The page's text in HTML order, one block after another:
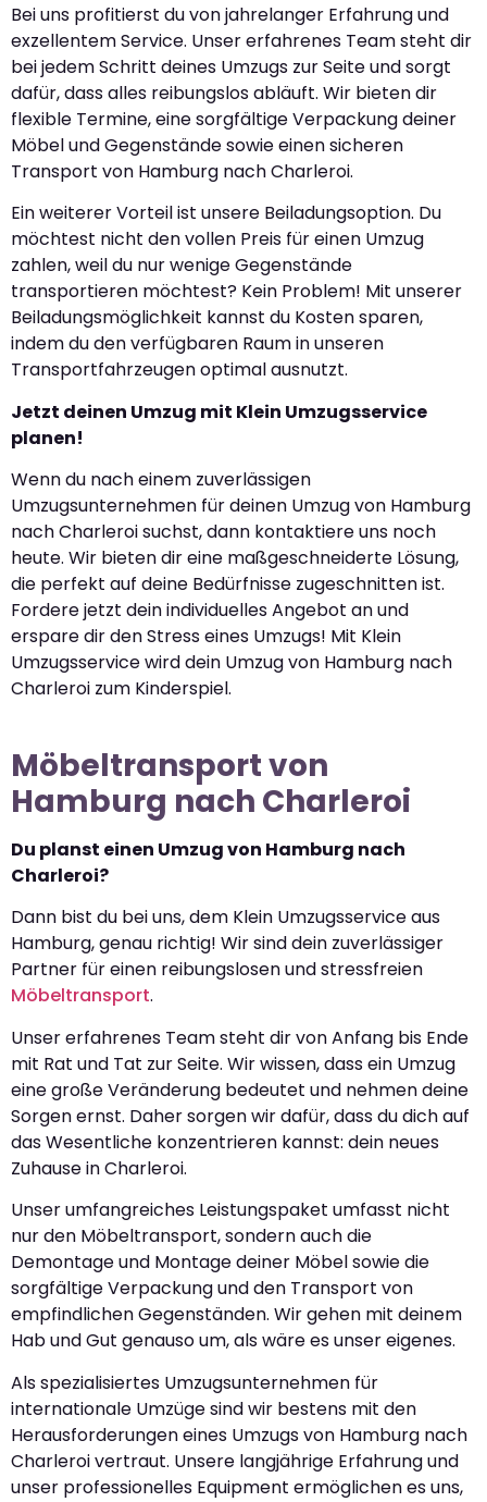
Bei uns profitierst du von jahrelanger Erfahrung und
exzellentem Service. Unser erfahrenes Team steht dir
bei jedem Schritt deines Umzugs zur Seite und sorgt
dafür, dass alles reibungslos abläuft. Wir bieten dir
flexible Termine, eine sorgfältige Verpackung deiner
Möbel und Gegenstände sowie einen sicheren
Transport von Hamburg nach Charleroi.
Ein weiterer Vorteil ist unsere Beiladungsoption. Du
möchtest nicht den vollen Preis für einen Umzug
zahlen, weil du nur wenige Gegenstände
transportieren möchtest? Kein Problem! Mit unserer
Beiladungsmöglichkeit kannst du Kosten sparen,
indem du den verfügbaren Raum in unseren
Transportfahrzeugen optimal ausnutzt.
Jetzt deinen Umzug mit Klein Umzugsservice
planen!
Wenn du nach einem zuverlässigen
Umzugsunternehmen für deinen Umzug von Hamburg
nach Charleroi suchst, dann kontaktiere uns noch
heute. Wir bieten dir eine maßgeschneiderte Lösung,
die perfekt auf deine Bedürfnisse zugeschnitten ist.
Fordere jetzt dein individuelles Angebot an und
erspare dir den Stress eines Umzugs! Mit Klein
Umzugsservice wird dein Umzug von Hamburg nach
Charleroi zum Kinderspiel.
Möbeltransport von
Hamburg nach Charleroi
Du planst einen Umzug von Hamburg nach
Charleroi?
Dann bist du bei uns, dem Klein Umzugsservice aus
Hamburg, genau richtig! Wir sind dein zuverlässiger
Partner für einen reibungslosen und stressfreien
Möbeltransport.
Unser erfahrenes Team steht dir von Anfang bis Ende
mit Rat und Tat zur Seite. Wir wissen, dass ein Umzug
eine große Veränderung bedeutet und nehmen deine
Sorgen ernst. Daher sorgen wir dafür, dass du dich auf
das Wesentliche konzentrieren kannst: dein neues
Zuhause in Charleroi.
Unser umfangreiches Leistungspaket umfasst nicht
nur den Möbeltransport, sondern auch die
Demontage und Montage deiner Möbel sowie die
sorgfältige Verpackung und den Transport von
empfindlichen Gegenständen. Wir gehen mit deinem
Hab und Gut genauso um, als wäre es unser eigenes.
Als spezialisiertes Umzugsunternehmen für
internationale Umzüge sind wir bestens mit den
Herausforderungen eines Umzugs von Hamburg nach
Charleroi vertraut. Unsere langjährige Erfahrung und
unser professionelles Equipment ermöglichen es uns,